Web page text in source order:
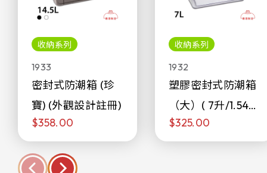
收納系列
1933
密封式防潮箱 (珍
寶) (外觀設計註冊)
$358.00
收納系列
1932
塑膠密封式防潮箱
（大）( 7升/1.54加
侖)
$325.00